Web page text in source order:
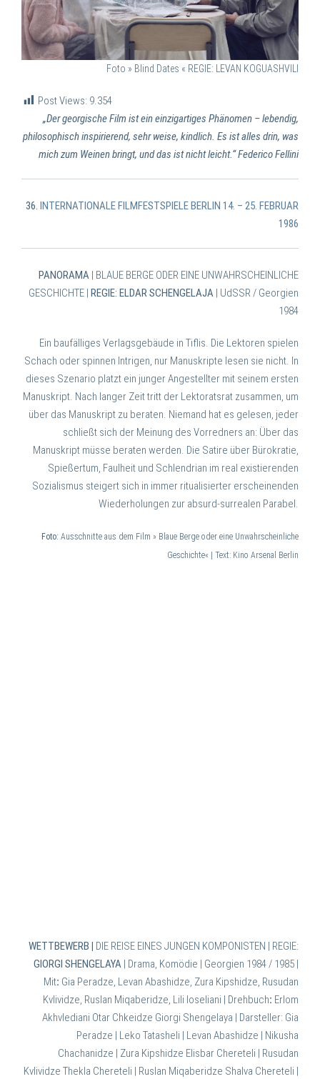
Foto » Blind Dates « REGIE: LEVAN KOGUASHVILI
Post Views: 9.354
„Der georgische Film ist ein einzigartiges Phänomen – lebendig,
philosophisch inspirierend, sehr weise, kindlich. Es ist alles drin, was
mich zum Weinen bringt, und das ist nicht leicht.“Federico Fellini
36. INTERNATIONALE FILMFESTSPIELE BERLIN 14. – 25. FEBRUAR
1986
PANORAMA | BLAUE BERGE ODER EINE UNWAHRSCHEINLICHE
GESCHICHTE |
REGIE: ELDAR SCHENGELAJA | UdSSR / Georgien
1984
Ein baufälliges Verlagsgebäude in Tiflis. Die Lektoren spielen
Schach oder spinnen Intrigen, nur Manuskripte lesen sie nicht. In
dieses Szenario platzt ein junger Angestellter mit seinem ersten
Manuskript. Nach langer Zeit tritt der Lektoratsrat zusammen, um
über das Manuskript zu beraten. Niemand hat es gelesen, jeder
schließt sich der Meinung des Vorredners an: Über das
Manuskript müsse beraten werden. Die Satire über Bürokratie,
Spießertum, Faulheit und Schlendrian im real existierenden
Sozialismus steigert sich in immer ritualisierter erscheinenden
Wiederholungen zur absurd-surrealen Parabel.
Foto: Ausschnitte aus dem Film » Blaue Berge oder eine Unwahrscheinliche
Geschichte« | Text: Kino Arsenal Berlin
WETTBEWERB
DIE REISE EINES JUNGEN KOMPONISTEN | REGIE:
GIORGI SHENGELAYA | Drama, Komödie | Georgien 1984 / 1985 |
Mit: Gia Peradze, Levan Abashidze, Zura Kipshidze, Rusudan
Kvlividze, Ruslan Miqaberidze, Lili Ioseliani | Drehbuch: Erlom
Akhvlediani Otar Chkeidze Giorgi Shengelaya | Darsteller: Gia
Peradze | Leko Tatasheli | Levan Abashidze | Nikusha
Chachanidze | Zura Kipshidze Elisbar Chereteli | Rusudan
Kvlividze Thekla Chereteli | Ruslan Miqaberidze Shalva Chereteli |